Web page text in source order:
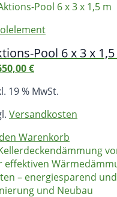
Pool 6 x 3 x
€
19 % MwSt.
Versandkosten
Warenkorb